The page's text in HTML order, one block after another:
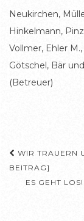
Neukirchen,
Hinkelmann,
Vollmer, Ehler
Götschel, Bär
(Betreuer)
WIR TRAUERN
BEITRAG]
ES GEHT